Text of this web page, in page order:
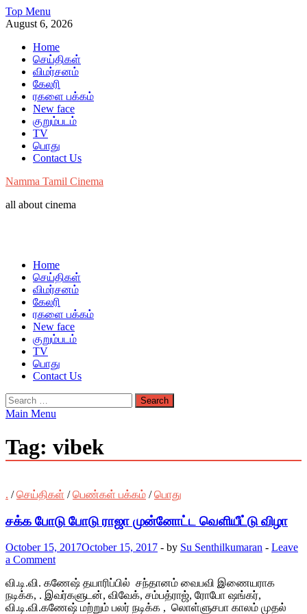
Skip
to
Top Menu
August 6, 2026
Home
செய்திகள்
விமர்சனம்
கேலரி
ரகளை பக்கம்
New face
குறும்படம்
TV
பொது
Contact Us
Namma Tamil Cinema
all about cinema
Home
செய்திகள்
விமர்சனம்
கேலரி
ரகளை பக்கம்
New face
குறும்படம்
TV
பொது
Contact Us
Search
for:
Main Menu
Tag: vibek
. /செய்திகள் /பெண்கள் பக்கம் /பொது
சக்க போடு போடு ராஜா முன்னோட்ட வெளியீட்டு விழா
October 15, 2017October 15, 2017 - by Su Senthilkumaran - Leave
a Comment
வி.டி.வி. கணேஷ் தயாரிப்பில் சந்தானம் வைபவி இணையராக
நடிக்க, . இவர்களுடன், விவேக், சம்பத்ராஜ், ரோபோ ஷங்கர்,
வி.டி.வி.கணேஷ் மற்றும் பலர் நடிக்க , லொள்ளுசபா காலம் முதல்